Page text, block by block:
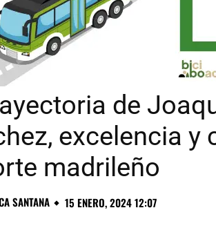
de
excelencia y
madrileño
SANTANA 15 ENERO, 2024 12:07